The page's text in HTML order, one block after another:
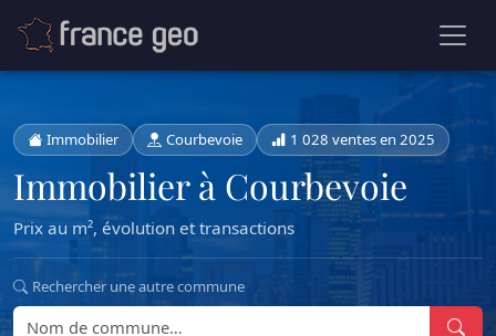
Immobilier Courbevoie 1 028 ventes en 2025
Immobilier à Courbevoie
Prix au m², évolution et transactions
Rechercher une autre commune